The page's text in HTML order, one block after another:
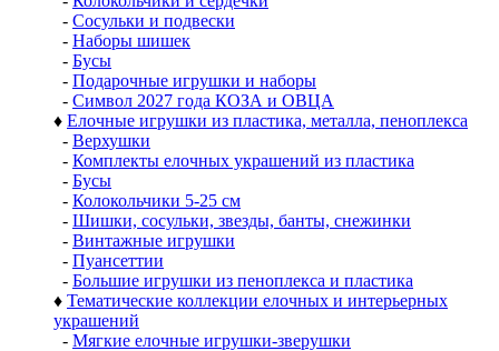
- Сосульки и подвески
- Наборы шишек
- Бусы
- Подарочные игрушки и наборы
- Символ 2027 года КОЗА и ОВЦА
♦ Елочные игрушки из пластика, металла, пеноплекса
- Верхушки
- Комплекты елочных украшений из пластика
- Бусы
- Колокольчики 5-25 см
- Шишки, сосульки, звезды, банты, снежинки
- Винтажные игрушки
- Пуансеттии
- Большие игрушки из пеноплекса и пластика
♦ Тематические коллекции елочных и интерьерных
украшений
- Мягкие елочные игрушки-зверушки